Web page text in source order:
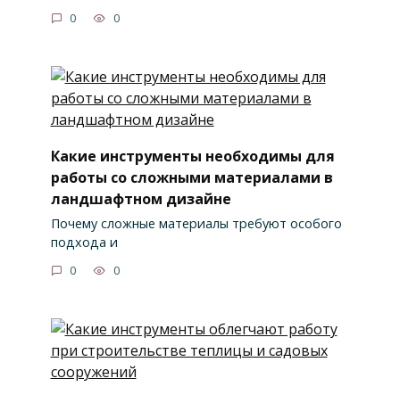
0 0
Какие инструменты необходимы для
работы со сложными материалами в
ландшафтном дизайне
Почему сложные материалы требуют особого
подхода и
0 0